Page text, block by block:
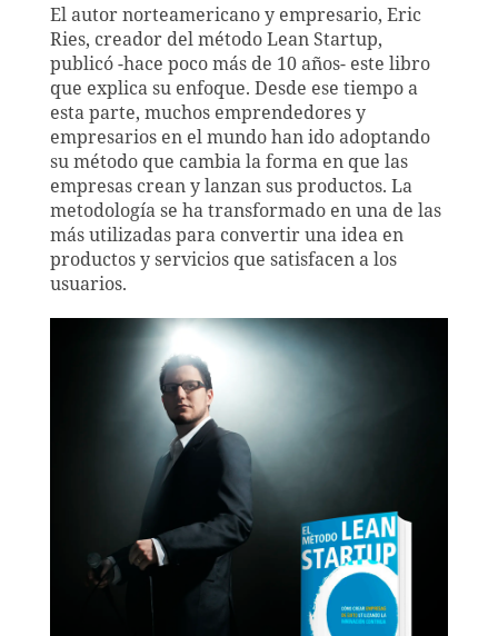
El autor norteamericano y empresario, Eric
Ries, creador del método Lean Startup,
publicó -hace poco más de 10 años- este libro
que explica su enfoque. Desde ese tiempo a
esta parte, muchos emprendedores y
empresarios en el mundo han ido adoptando
su método que cambia la forma en que las
empresas crean y lanzan sus productos. La
metodología se ha transformado en una de las
más utilizadas para convertir una idea en
productos y servicios que satisfacen a los
usuarios.